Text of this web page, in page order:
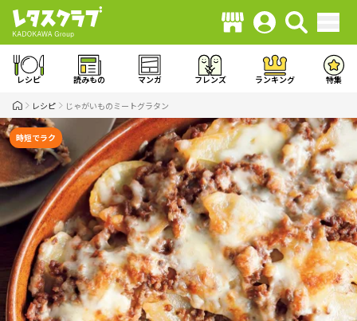
レシピ 読みもの マンガ フレンズ ランキング 特集
レシピ じゃがいものミートグラタン
時短でラク